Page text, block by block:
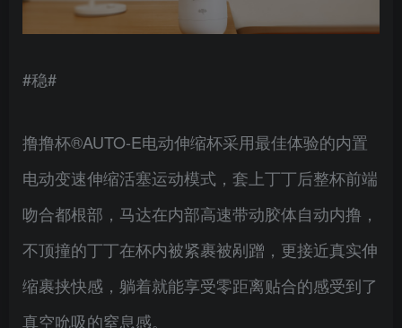
#稳#
撸撸杯®AUTO-E电动伸缩杯采用最佳体验的内置
电动变速伸缩活塞运动模式，套上丁丁后整杯前端
吻合都根部，马达在内部高速带动胶体自动内撸，
不顶撞的丁丁在杯内被紧裹被剐蹭，更接近真实伸
缩裹挟快感，躺着就能享受零距离贴合的感受到了
真空吮吸的窒息感。